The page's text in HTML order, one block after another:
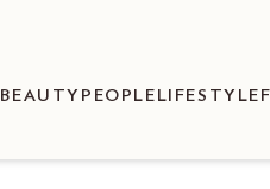
BEAUTY PEOPLE LIFESTYLE